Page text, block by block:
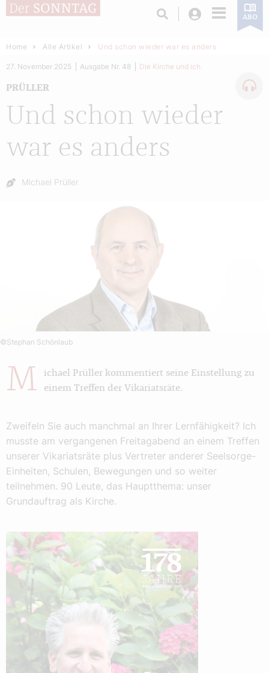
Login ABO
Home Alle Artikel Und schon wieder war es anders
Und schon wieder
war es anders
PRÜLLER
27. November 2025 Ausgabe Nr. 48 Die Kirche und ich
Autor:
Michael Prüller
©Stephan Schönlaub
M
ichael Prüller kommentiert seine Einstellung zu
einem Treffen der Vikariatsräte.
Zweifeln Sie auch manchmal an Ihrer Lernfähigkeit? Ich
musste am vergangenen Freitagabend an einem Treffen
unserer Vikariatsräte plus Vertreter anderer Seelsorge-
Einheiten, Schulen, Bewegungen und so weiter
teilnehmen. 90 Leute, das Hauptthema: unser
Grundauftrag als Kirche.